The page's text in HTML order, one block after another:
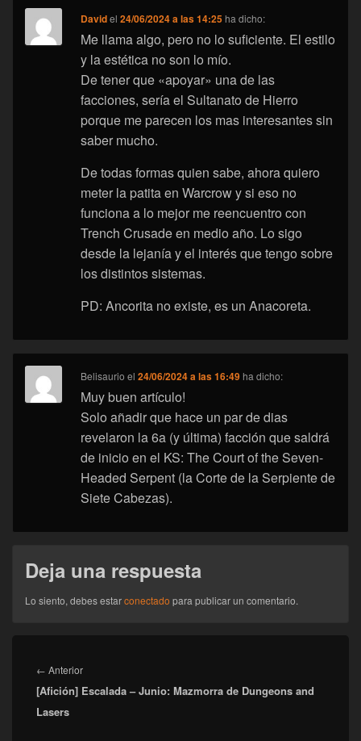
Davidel24/06/2024 a las 14:25 ha dicho:
Me llama algo, pero no lo suficiente. El estilo
y la estética no son lo mío.
De tener que «apoyar» una de las
facciones, sería el Sultanato de Hierro
porque me parecen los mas interesantes sin
saber mucho.
De todas formas quien sabe, ahora quiero
meter la patita en Warcrow y si eso no
funciona a lo mejor me reencuentro con
Trench Crusade en medio año. Lo sigo
desde la lejanía y el interés que tengo sobre
los distintos sistemas.
PD: Ancorita no existe, es un Anacoreta.
Belisaurio el24/06/2024 a las 16:49 ha dicho:
Muy buen artículo!
Solo añadir que hace un par de dias
revelaron la 6a (y última) facción que saldrá
de inicio en el KS: The Court of the Seven-
Headed Serpent (la Corte de la Serpiente de
Siete Cabezas).
Deja una respuesta
Lo siento, debes estarconectado para publicar un comentario.
de
entradas
← AnteriorEntrada
anterior:
[Afición] Escalada – Junio: Mazmorra de Dungeons and
Lasers